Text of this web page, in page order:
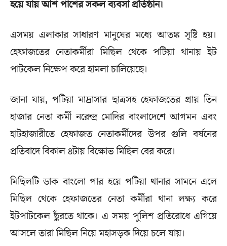
হয়ে যায় আশ পাশের সকল ব্যবসা প্রতিষ্ঠান।
এসময় এলাকার সাধারণ মানুষের মধ্যে আতঙ্ক সৃষ্টি হয়।
হেফাজতের নেতাকর্মীরা মিছিল থেকে পটিয়া থানায় ইট
পাটকেল নিক্ষেপ করে হামলা চালিয়েছে।
জানা যায়, পটিয়া মাদ্রাসার ছাত্রসহ হেফাজতের প্রায় তিন
হাজার নেতা কর্মী নরেন্দ্র মোদির বাংলাদেশে আগমন এবং
হাটহাজারীতে হেফাজত নেতাকর্মীদের উপর গুলি বর্ষনের
প্রতিবাদে বিকাল ৪টায় বিক্ষোভ মিছিল বের করে।
মিছিলটি ডাক বাংলো পার হয়ে পটিয়া থানার সামনে এলে
মিছিল থেকে হেফাজতের নেতা কর্মীরা থানা লক্ষ্য করে
ইটপাটকেল ছুঁরতে থাকে। এ সময় পুলিশ প্রতিরোধে এগিয়ে
আসলে তারা মিছিল নিয়ে মহাসড়ক দিয়ে চলে যায়।